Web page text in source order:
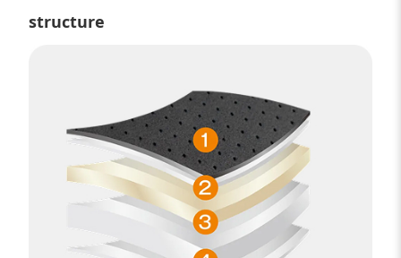
structure